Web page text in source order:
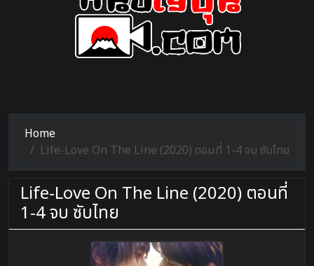
Home
Life-Love On The Line (2020) ตอนที่ 1-4 จบ ซับไทย
Life-Love On The Line (2020) ตอนที่
1-4 จบ ซับไทย